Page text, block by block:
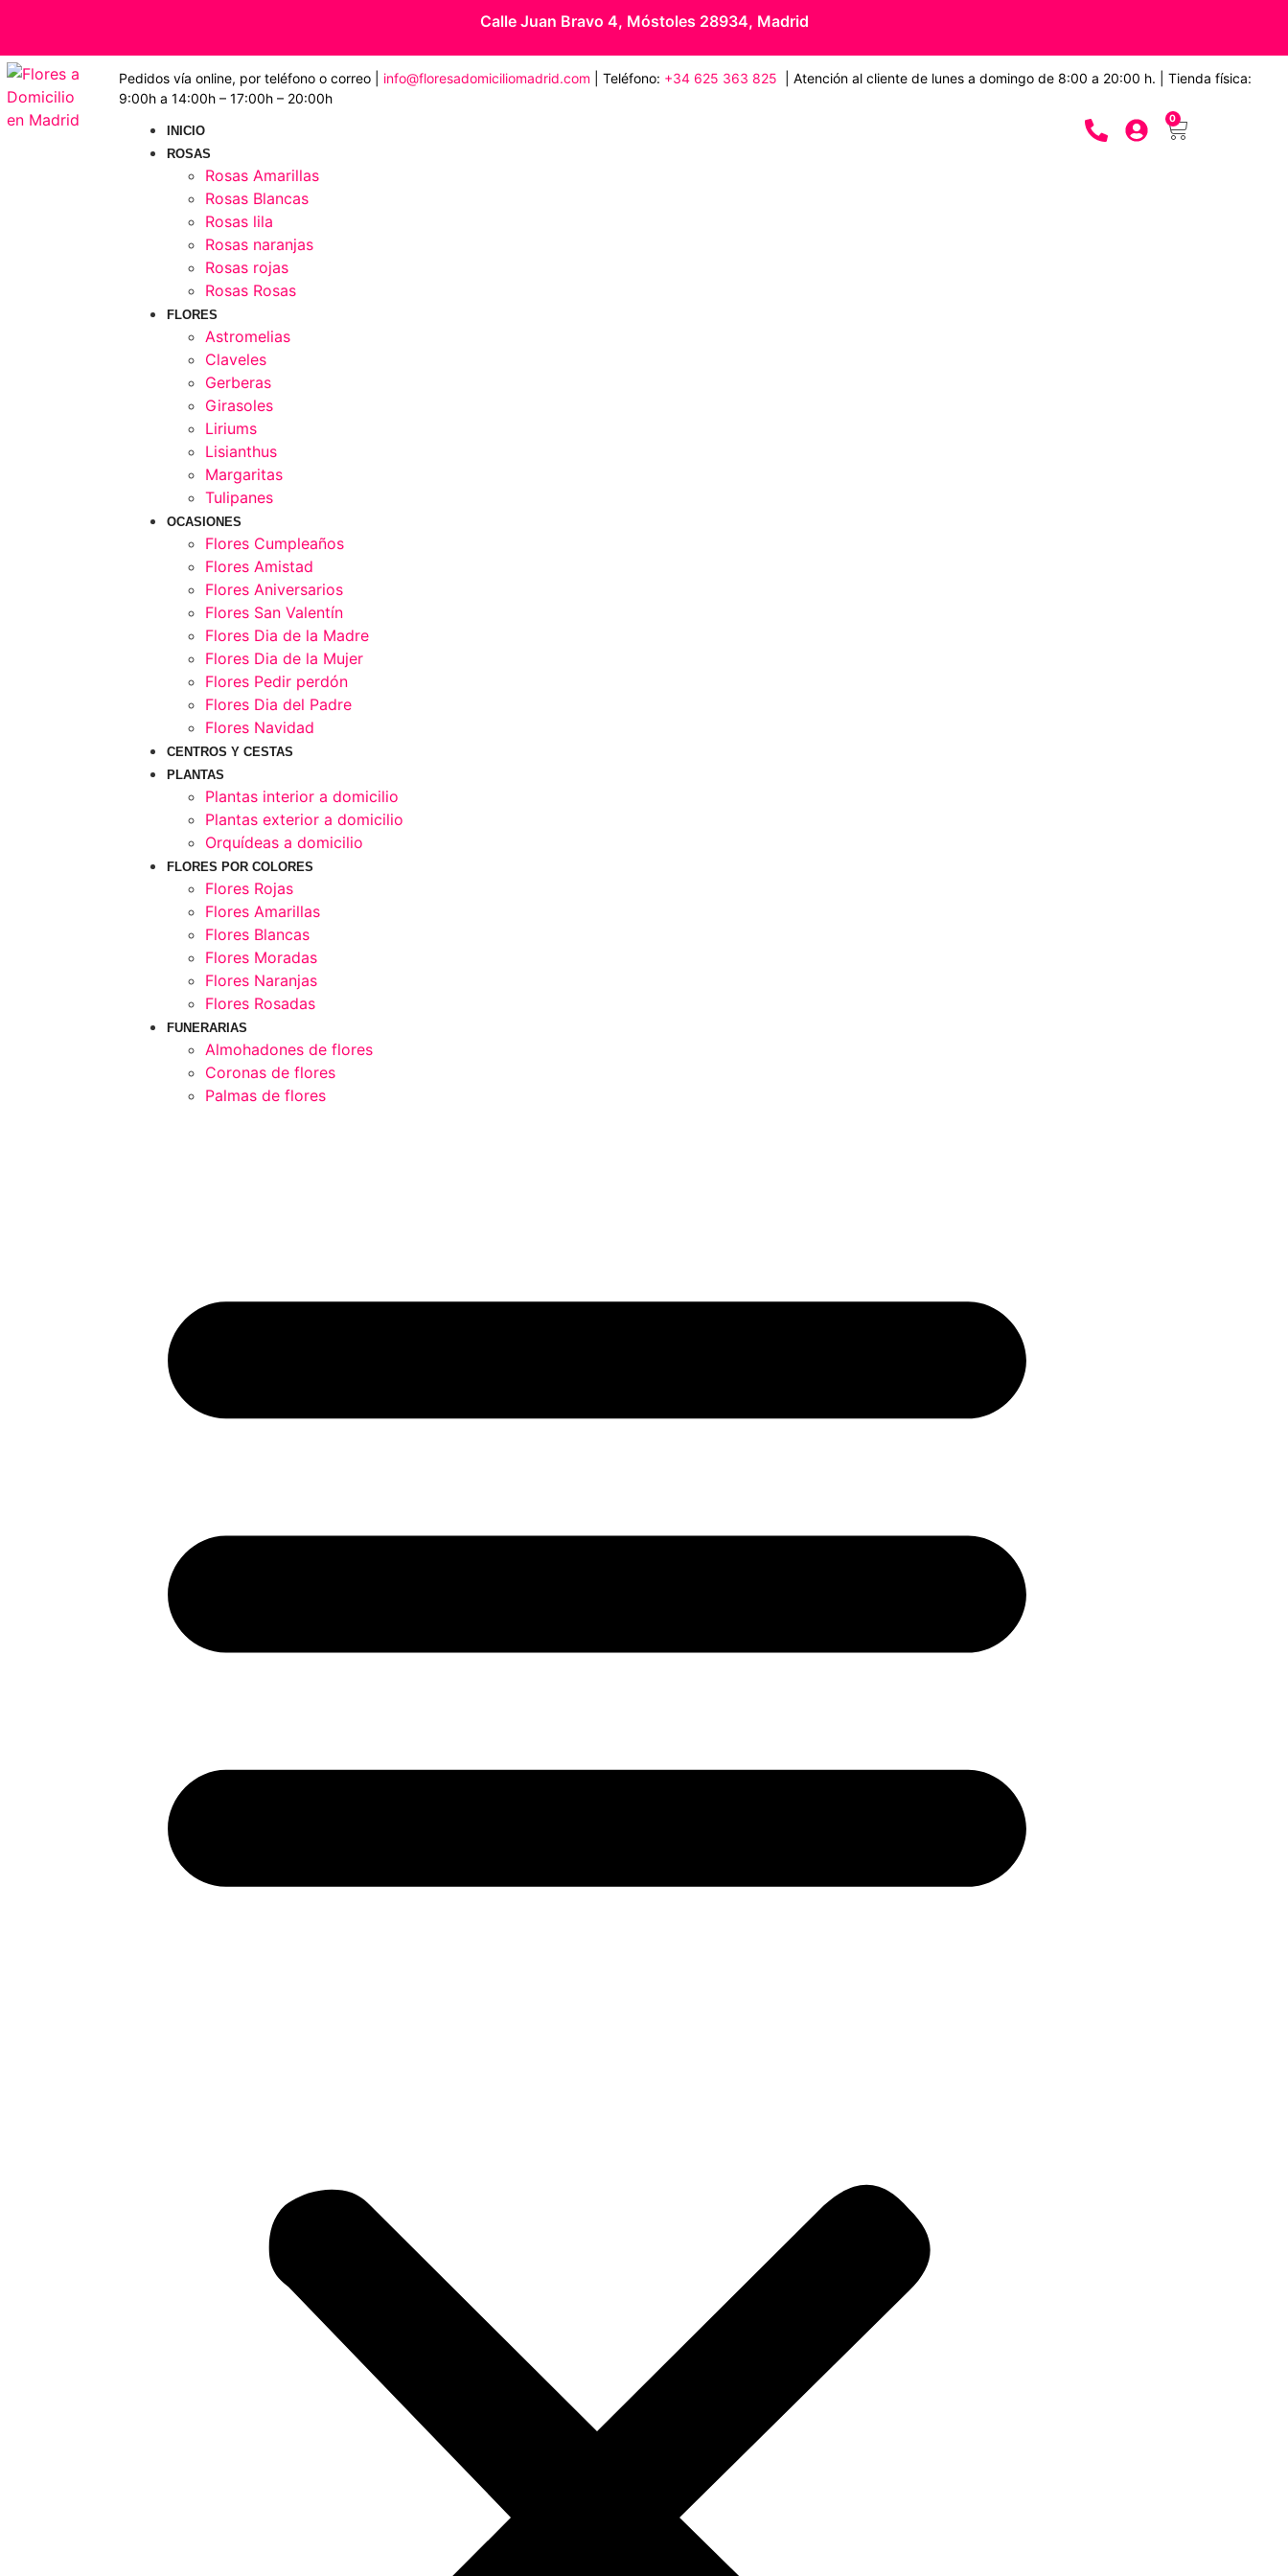
Calle Juan Bravo 4, Móstoles 28934, Madrid
Pedidos vía online, por teléfono o correo | info@floresadomiciliomadrid.com | Teléfono: +34 625 363 825 | Atención al cliente de lunes a domingo de 8:00 a 20:00 h. | Tienda física:
9:00h a 14:00h – 17:00h – 20:00h
INICIO
ROSAS
Rosas Amarillas
Rosas Blancas
Rosas lila
Rosas naranjas
Rosas rojas
Rosas Rosas
FLORES
Astromelias
Claveles
Gerberas
Girasoles
Liriums
Lisianthus
Margaritas
Tulipanes
OCASIONES
Flores Cumpleaños
Flores Amistad
Flores Aniversarios
Flores San Valentín
Flores Dia de la Madre
Flores Dia de la Mujer
Flores Pedir perdón
Flores Dia del Padre
Flores Navidad
CENTROS Y CESTAS
PLANTAS
Plantas interior a domicilio
Plantas exterior a domicilio
Orquídeas a domicilio
FLORES POR COLORES
Flores Rojas
Flores Amarillas
Flores Blancas
Flores Moradas
Flores Naranjas
Flores Rosadas
FUNERARIAS
Almohadones de flores
Coronas de flores
Palmas de flores
0